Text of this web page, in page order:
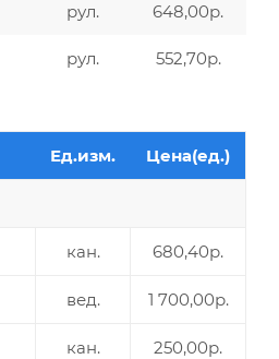
рул. 648,00р.
рул. 552,70р.
Ед.изм. Цена(ед.)
кан. 680,40р.
вед. 1 700,00р.
кан. 250,00р.